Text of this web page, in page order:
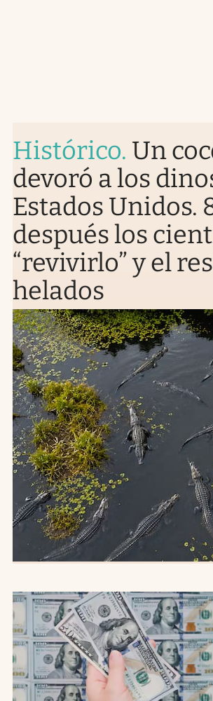
Histórico. Un
devoró a los
Estados Unidos.
después los
“revivirlo” y el
helados